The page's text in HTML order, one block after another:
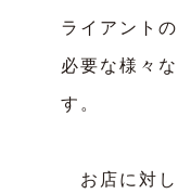
ライアント
必要な様々
す。
お店に対し